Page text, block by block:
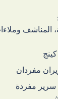
المناشف
سرير مفردة